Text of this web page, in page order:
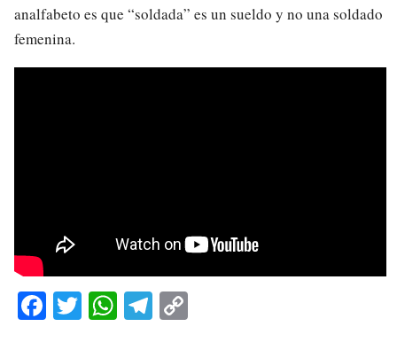
analfabeto es que “soldada” es un sueldo y no una soldado
femenina.
Fa T W Te